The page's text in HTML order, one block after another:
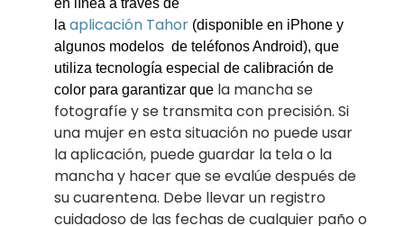
en línea a través de
la aplicación Tahor (disponible en iPhone y
algunos modelos de teléfonos Android), que
utiliza tecnología especial de calibración de
color para garantizar que la mancha se
fotografíe y se transmita con precisión. Si
una mujer en esta situación no puede usar
la aplicación, puede guardar la tela o la
mancha y hacer que se evalúe después de
su cuarentena. Debe llevar un registro
cuidadoso de las fechas de cualquier paño o